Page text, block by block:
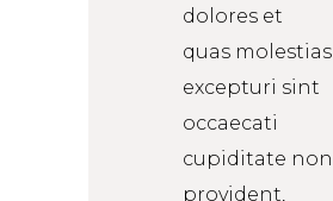
dolores et
quas molestias
excepturi sint
occaecati
cupiditate non
provident,